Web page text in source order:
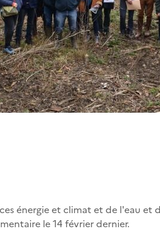
énergie et climat et de l'eau
le 14 février dernier.